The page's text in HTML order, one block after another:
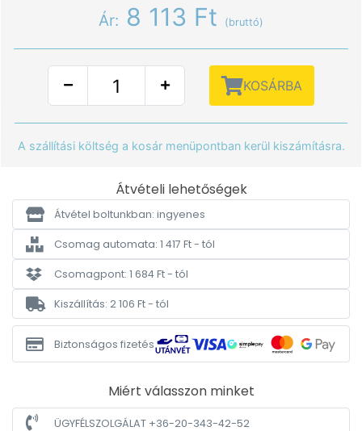
Ár: 8 113 Ft (bruttó)
KOSÁRBA
A szállítási költség a kosár menüpontban kerül kiszámításra.
Átvételi lehetőségek
Átvétel boltunkban: ingyenes
Csomag automata: 1 417 Ft - tól
Csomagpont: 1 684 Ft - tól
Kiszállítás: 2 106 Ft - tól
Biztonságos fizetés
Miért válasszon minket
ÜGYFÉLSZOLGÁLAT +36-20-343-42-52